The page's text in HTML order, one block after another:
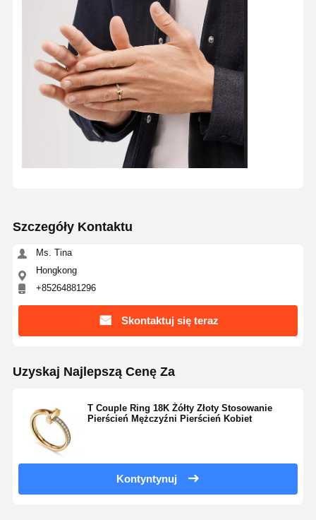
Szczegóły Kontaktu
Ms. Tina
Hongkong
+85264881296
Skontaktuj się teraz
Uzyskaj Najlepszą Cenę Za
T Couple Ring 18K Żółty Złoty Stosowanie
Pierścień Mężczyźni Pierścień Kobiet
Kontyntynuj